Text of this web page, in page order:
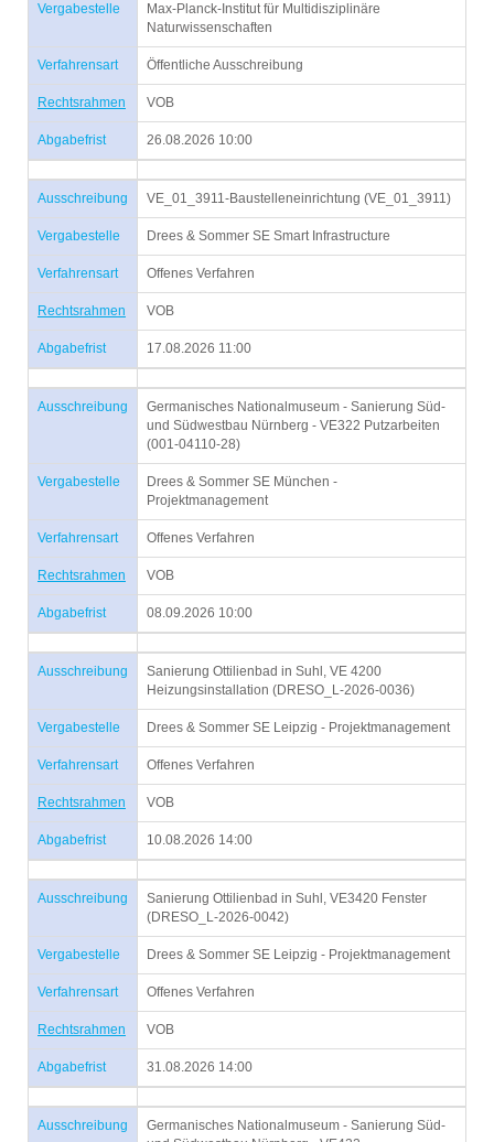
Vergabestelle
Max-Planck-Institut für Multidisziplinäre
Naturwissenschaften
Verfahrensart Öffentliche Ausschreibung
Rechtsrahmen VOB
Abgabefrist 26.08.2026 10:00
Ausschreibung VE_01_3911-Baustelleneinrichtung (VE_01_3911)
Vergabestelle Drees & Sommer SE Smart Infrastructure
Verfahrensart Offenes Verfahren
Rechtsrahmen VOB
Abgabefrist 17.08.2026 11:00
Ausschreibung
Germanisches Nationalmuseum - Sanierung Süd-
und Südwestbau Nürnberg - VE322 Putzarbeiten
(001-04110-28)
Vergabestelle
Drees & Sommer SE München -
Projektmanagement
Verfahrensart Offenes Verfahren
Rechtsrahmen VOB
Abgabefrist 08.09.2026 10:00
Ausschreibung
Sanierung Ottilienbad in Suhl, VE 4200
Heizungsinstallation (DRESO_L-2026-0036)
Vergabestelle Drees & Sommer SE Leipzig - Projektmanagement
Verfahrensart Offenes Verfahren
Rechtsrahmen VOB
Abgabefrist 10.08.2026 14:00
Ausschreibung
Sanierung Ottilienbad in Suhl, VE3420 Fenster
(DRESO_L-2026-0042)
Vergabestelle Drees & Sommer SE Leipzig - Projektmanagement
Verfahrensart Offenes Verfahren
Rechtsrahmen VOB
Abgabefrist 31.08.2026 14:00
Ausschreibung
Germanisches Nationalmuseum - Sanierung Süd-